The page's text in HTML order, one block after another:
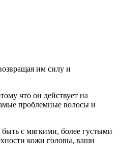
им силу и
что он действует на
проблемные волосы и
с мягкими, более густыми
кожи головы, ваши